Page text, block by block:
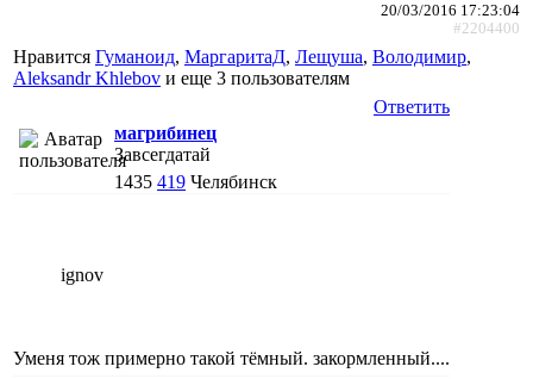
20/03/2016 17:23:04
#2204400
Нравится Гуманоид, МаргаритаД, Лещуша, Володимир,
Aleksandr Khlebov и еще 3 пользователям
Ответить
магрибинец
Завсегдатай
1435 419 Челябинск
ignov
Уменя тож примерно такой тёмный. закормленный....